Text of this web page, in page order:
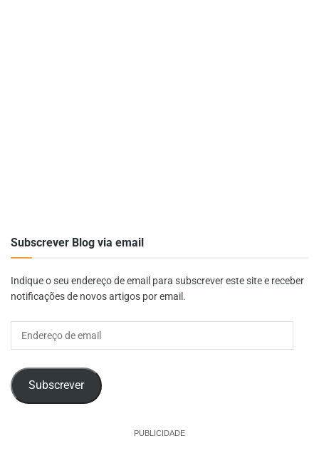
Subscrever Blog via email
Indique o seu endereço de email para subscrever este site e receber
notificações de novos artigos por email.
Subscrever
PUBLICIDADE